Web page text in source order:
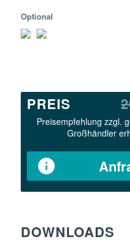
Optional
PREIS
Preisempfehlung zzgl.
Großhändler
DOWNLOADS